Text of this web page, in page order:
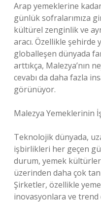
Arap yemeklerine
günlük sofralarımıza
kültürel zenginlik ve
aracı. Özellikle şehirde
globalleşen dünyada
arttıkça, Malezya’nın
cevabı da daha fazla
görünüyor.
Malezya Yemeklerinin
Teknolojik dünyada,
işbirlikleri her geçen
durum, yemek
üzerinden daha çok
Şirketler, özellikle
inovasyonlara ve